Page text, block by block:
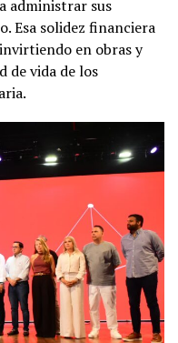
administrar sus
Esa solidez financiera
en obras y
de vida de los